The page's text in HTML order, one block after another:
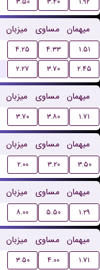
میزبان مساوی میهمان
۴.۲۵ ۴.۳۳
۱.۵۱
۲.۲۷ ۳.۷۰ ۲.۴۵
میزبان مساوی میهمان
۳.۷۰ ۳.۸۰ ۱.۷۱
میزبان مساوی میهمان
۲.۰۰ ۳.۲۰ ۳.۵۰
میزبان مساوی میهمان
۸.۰۰ ۵.۵۰ ۱.۲۹
میزبان مساوی میهمان
۳.۵۰ ۴.۰۰
۱.۷۱